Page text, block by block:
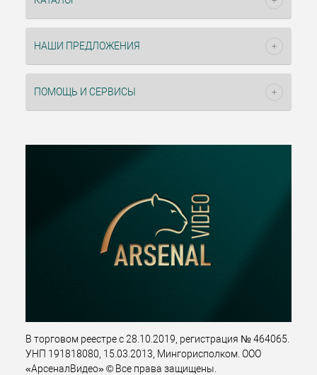
НАШИ ПРЕДЛОЖЕНИЯ
ПОМОЩЬ И СЕРВИСЫ
В торговом реестре с 28.10.2019, регистрация № 464065.
УНП 191818080, 15.03.2013, Мингорисполком. ООО
«АрсеналВидео» © Все права защищены.